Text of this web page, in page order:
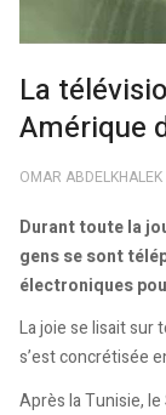
La
Amérique
OMAR ABDELKHALEK
Durant toute la
gens se sont
électroniques
La joie se lisait sur
s’est concrétisée
Après la Tunisie,